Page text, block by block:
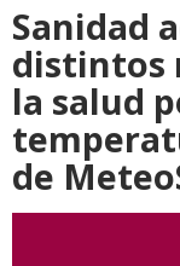
Sanidad
distintos
la salud
de